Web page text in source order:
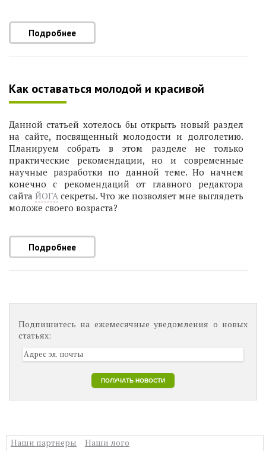
Подробнее
Как оставаться молодой и красивой
Данной статьей хотелось бы открыть новый раздел
на сайте, посвященный молодости и долголетию.
Планируем собрать в этом разделе не только
практические рекомендации, но и современные
научные разработки по данной теме. Но начнем
конечно с рекомендаций от главного редактора
сайтаЙОГА секреты. Что же позволяет мне выглядеть
моложе своего возраста?
Подробнее
Подпишитесь на ежемесячные уведомления о новых
статьях:
Наши партнеры Наши лого